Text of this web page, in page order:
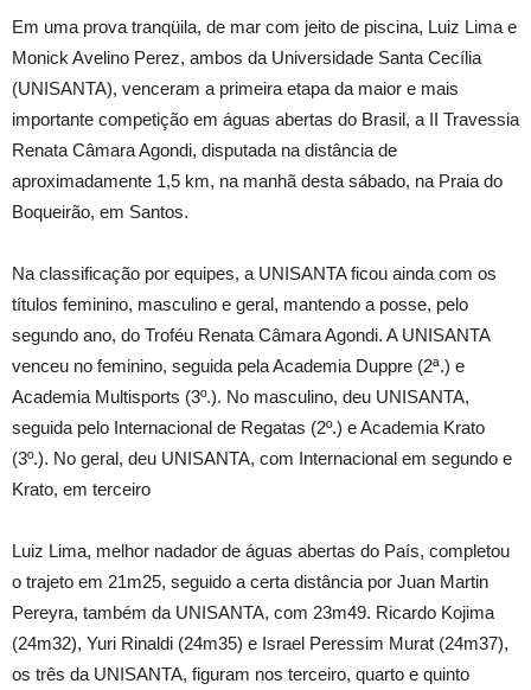
Em uma prova tranqüila, de mar com jeito de piscina, Luiz Lima e
Monick Avelino Perez, ambos da Universidade Santa Cecília
(UNISANTA), venceram a primeira etapa da maior e mais
importante competição em águas abertas do Brasil, a II Travessia
Renata Câmara Agondi, disputada na distância de
aproximadamente 1,5 km, na manhã desta sábado, na Praia do
Boqueirão, em Santos.
Na classificação por equipes, a UNISANTA ficou ainda com os
títulos feminino, masculino e geral, mantendo a posse, pelo
segundo ano, do Troféu Renata Câmara Agondi. A UNISANTA
venceu no feminino, seguida pela Academia Duppre (2ª.) e
Academia Multisports (3º.). No masculino, deu UNISANTA,
seguida pelo Internacional de Regatas (2º.) e Academia Krato
(3º.). No geral, deu UNISANTA, com Internacional em segundo e
Krato, em terceiro
Luiz Lima, melhor nadador de águas abertas do País, completou
o trajeto em 21m25, seguido a certa distância por Juan Martin
Pereyra, também da UNISANTA, com 23m49. Ricardo Kojima
(24m32), Yuri Rinaldi (24m35) e Israel Peressim Murat (24m37),
os três da UNISANTA, figuram nos terceiro, quarto e quinto